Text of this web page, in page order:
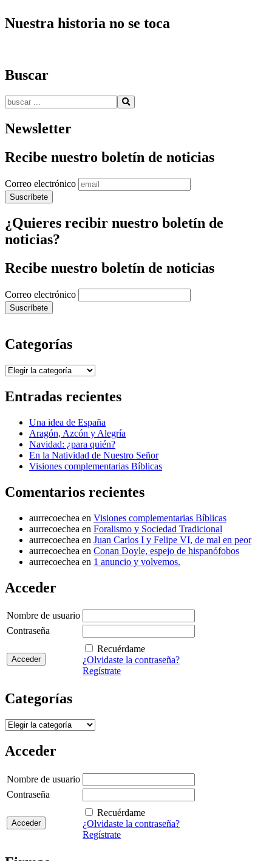
Nuestra historia no se toca
Buscar
Buscar:
Newsletter
Recibe nuestro boletín de noticias
Correo electrónico
¿Quieres recibir nuestro boletín de
noticias?
Recibe nuestro boletín de noticias
Correo electrónico
Categorías
Categorías
Entradas recientes
Una idea de España
Aragón, Azcón y Alegría
Navidad: ¿para quién?
En la Natividad de Nuestro Señor
Visiones complementarias Bíblicas
Comentarios recientes
aurrecoechea en Visiones complementarias Bíblicas
aurrecoechea en Foralismo y Sociedad Tradicional
aurrecoechea en Juan Carlos I y Felipe VI, de mal en peor
aurrecoechea en Conan Doyle, espejo de hispanófobos
aurrecoechea en 1 anuncio y volvemos.
Acceder
Nombre de usuario
Contraseña
Recuérdame
¿Olvidaste la contraseña?
Regístrate
Categorías
Categorías
Acceder
Nombre de usuario
Contraseña
Recuérdame
¿Olvidaste la contraseña?
Regístrate